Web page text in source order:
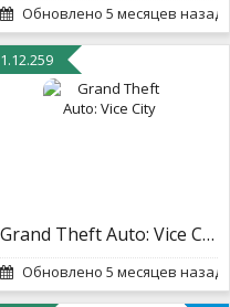
Обновлено 5 месяцев назад
1.12.259
Grand Theft Auto: Vice City
Обновлено 5 месяцев назад